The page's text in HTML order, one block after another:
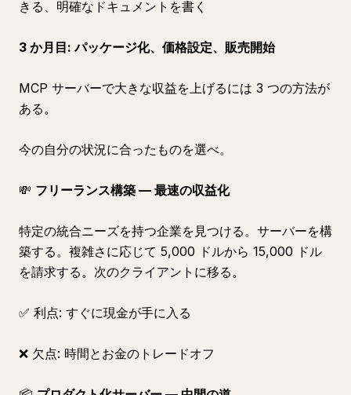
きる、明確なドキュメントを書く
3 か月目: パッケージ化、価格設定、販売開始
MCP サーバーで大きな収益を上げるには 3 つの方法が
ある。
今の自分の状況に合ったものを選べ。
💸 フリーランス構築 — 最速の収益化
特定の統合ニーズを持つ企業を見つける。サーバーを構
築する。複雑さに応じて 5,000 ドルから 15,000 ドル
を請求する。次のクライアントに移る。
✅ 利点: すぐに現金が手に入る
❌ 欠点: 時間とお金のトレードオフ